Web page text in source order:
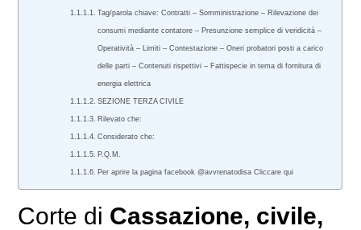
Tag/parola chiave: Contratti – Somministrazione – Rilevazione dei
consumi mediante contatore – Presunzione semplice di veridicità –
Operatività – Limiti – Contestazione – Oneri probatori posti a carico
delle parti – Contenuti rispettivi – Fattispecie in tema di fornitura di
energia elettrica
SEZIONE TERZA CIVILE
Rilevato che:
Considerato che:
P.Q.M.
Per aprire la pagina facebook @avvrenatodisa Cliccare qui
Corte di Cassazione, civile,